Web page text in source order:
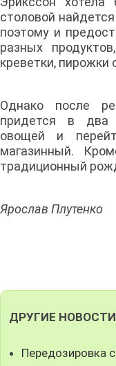
столовой
поэтому и
разных
креветки, пирожки
Однако после
придется в два
овощей и
магазинный.
традиционный
Ярослав Плутенко
ДРУГИЕ
Передозировка